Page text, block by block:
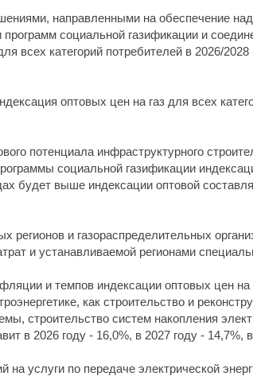
направленными на обеспечение
социальной газификации и
всех категорий потребителей в 2026/
оптовых цен на газ для всех
потенциала инфраструктурного
социальной газификации
будет выше индексации оптовой
регионов и газораспределительных
и устанавливаемой регионами
и темпов индексации оптовых цен
как строительство и
строительство систем накопления
в 2026 году - 16,0%, в 2027 году - 14,7%,
услуги по передаче электрической